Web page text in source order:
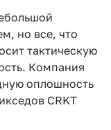
но все, что
тактическую
Компания
оплошность
CRKT